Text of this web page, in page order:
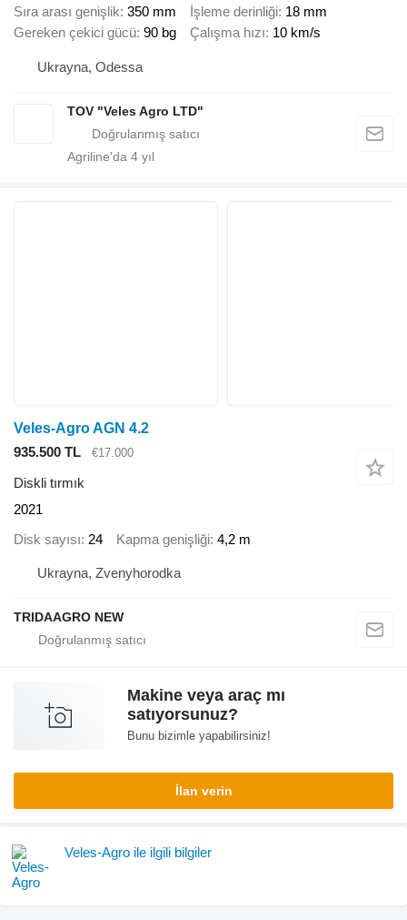
Sıra arası genişlik 350 mm İşleme derinliği 18 mm
Gereken çekici gücü 90 bg Çalışma hızı 10 km/s
Ukrayna, Odessa
TOV "Veles Agro LTD"
Agriline'da 4 yıl
Veles-Agro AGN 4.2
935.500 TL
€17.000
Diskli tırmık
2021
Disk sayısı 24 Kapma genişliği 4,2 m
Ukrayna, Zvenyhorodka
TRIDAAGRO NEW
Makine veya araç mı
satıyorsunuz?
Bunu bizimle yapabilirsiniz!
İlan verin
Veles-Agro ile ilgili bilgiler